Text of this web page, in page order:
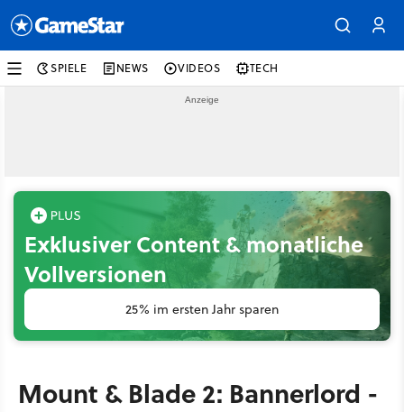
SPIELE NEWS VIDEOS TECH
Exklusiver Content & monatliche
Vollversionen
25% im ersten Jahr sparen
Mount & Blade 2: Bannerlord -